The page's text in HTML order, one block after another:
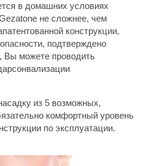
в домашних условиях
не сложнее, чем
конструкции,
подтверждено
Вы можете проводить
из 5 возможных,
комфортный уровень
по эксплуатации.